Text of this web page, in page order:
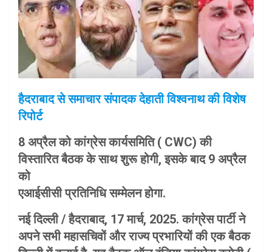
हैदराबाद से समाचार संपादक देहाती विश्वनाथ की विशेष
रिपोर्ट
8 अप्रैल को कांग्रेस कार्यसमिति ( CWC) की
विस्तारित बैठक के साथ शुरू होगी, इसके बाद 9 अप्रैल
को
एआईसीसी प्रतिनिधि सम्मेलन होगा.
नई दिल्ली / हैदराबाद, 17 मार्च, 2025. कांग्रेस पार्टी ने
अपने सभी महासचिवों और राज्य प्रभारियों की एक बैठक